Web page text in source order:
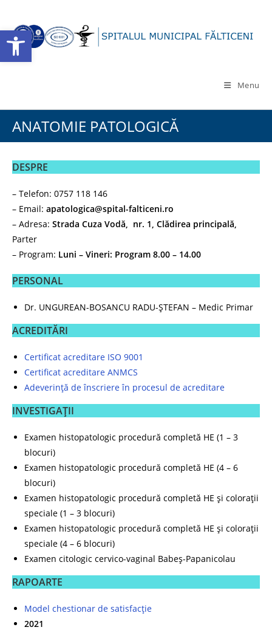
Deschide bara de unelte
content
Menu
ANATOMIE PATOLOGICĂ
DESPRE
– Telefon: 0757 118 146
– Email: apatologica@spital-falticeni.ro
– Adresa: Strada Cuza Vodă, nr. 1, Clădirea principală,
Parter
– Program: Luni – Vineri: Program 8.00 – 14.00
PERSONAL
Dr. UNGUREAN-BOSANCU RADU-ȘTEFAN – Medic Primar
ACREDITĂRI
Certificat acreditare ISO 9001
Certificat acreditare ANMCS
Adeverință de înscriere în procesul de acreditare
INVESTIGAȚII
Examen histopatologic procedură completă HE (1 – 3
blocuri)
Examen histopatologic procedură completă HE (4 – 6
blocuri)
Examen histopatologic procedură completă HE și colorații
speciale (1 – 3 blocuri)
Examen histopatologic procedură completă HE și colorații
speciale (4 – 6 blocuri)
Examen citologic cervico-vaginal Babeș-Papanicolau
RAPOARTE
Model chestionar de satisfacție
2021